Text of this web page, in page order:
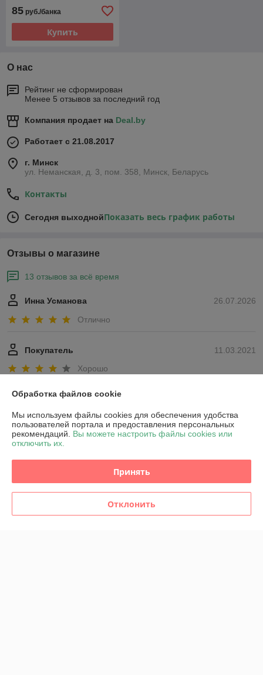
85 руб./банка
Купить
О нас
Рейтинг не сформирован
Менее 5 отзывов за последний год
Компания продает на Deal.by
Работает с 21.08.2017
г. Минск
ул. Неманская, д. 3, пом. 358, Минск, Беларусь
Контакты
Сегодня выходнойПоказать весь график работы
Отзывы о магазине
13 отзывов за всё время
26.07.2026
Инна Усманова
Отлично
11.03.2021
Покупатель
Хорошо
Показать все отзывы
О нас
Контакты
Доставка и оплата
График работы
Обработка файлов cookie
Мы используем файлы cookies для обеспечения удобства
пользователей портала и предоставления персональных
рекомендаций. Вы можете настроить файлы cookies или
отключить их.
Принять
Отклонить